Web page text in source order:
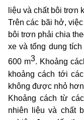
liệu và chất bôi trơn
Trên các bãi hở,
bôi trơn phải chia
xe và tổng dung
600 m3. Khoảng
khoảng cách tới
không được nhỏ
Khoảng cách từ
nhiên liệu và chất